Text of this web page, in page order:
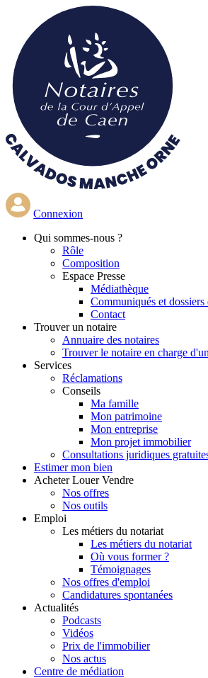
contenu
principal
Connexion
Qui sommes-nous ?
Rôle
Composition
Espace Presse
Médiathèque
Communiqués et dossiers
Contact
Trouver un notaire
Annuaire des notaires
Trouver le notaire en charge
Services
Réclamations
Conseils
Ma famille
Mon patrimoine
Mon entreprise
Mon projet immobilier
Consultations juridiques
Estimer mon bien
Acheter Louer Vendre
Nos offres
Nos outils
Emploi
Les métiers du notariat
Les métiers du notariat
Où vous former ?
Témoignages
Nos offres d'emploi
Candidatures spontanées
Actualités
Podcasts
Vidéos
Prix de l'immobilier
Nos actus
Centre de médiation